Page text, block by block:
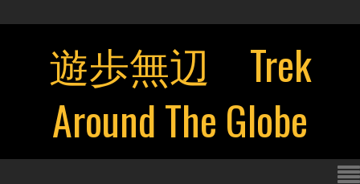
遊歩無辺 Trek
Around The Globe